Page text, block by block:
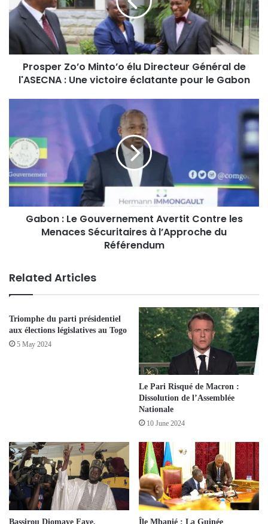
Prosper Zo’o Minto’o élu Directeur Général de
l'ASECNA : Une victoire éclatante pour le Gabon
Gabon : Le Gouvernement Avertit Contre les
Menaces Sécuritaires à l’Approche du
Référendum
Related Articles
Triomphe du parti présidentiel
aux élections législatives au Togo
5 May 2024
Le Pari Risqué de Macron :
Dissolution de l’Assemblée
Nationale
10 June 2024
Bassirou Diomaye Faye, Île Mbanié : La Guinée